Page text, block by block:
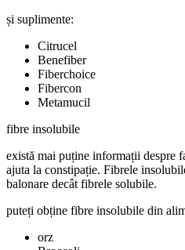
și suplimente:
Citrucel
Benefiber
Fiberchoice
Fibercon
Metamucil
fibre insolubile
există mai puține informații despre
ajuta la constipație. Fibrele
balonare decât fibrele solubile.
puteți obține fibre insolubile din
orz